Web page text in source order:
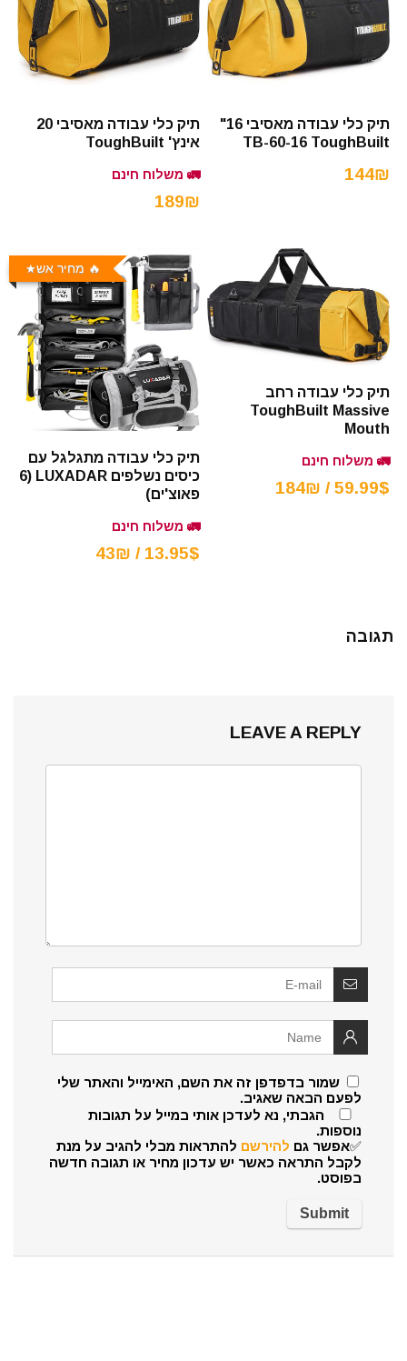
תיק כלי עבודה מאסיבי 16"
TB-60-16 ToughBuilt
144₪
תיק כלי עבודה מאסיבי 20
אינץ' ToughBuilt
🚛 משלוח חינם
189₪
תיק כלי עבודה רחב
ToughBuilt Massive
Mouth
🚛 משלוח חינם
59.99$ / 184₪
🔥 מחיר אש
תיק כלי עבודה מתגלגל עם
כיסים נשלפים LUXADAR (6
פאוצ'ים)
🚛 משלוח חינם
13.95$ / 43₪
תגובה
LEAVE A REPLY
שמור בדפדפן זה את השם, האימייל והאתר שלי
לפעם הבאה שאגיב.
הגבתי, נא לעדכן אותי במייל על תגובות
נוספות.
✅אפשר גם להירשם להתראות מבלי להגיב על מנת
לקבל התראה כאשר יש עדכון מחיר או תגובה חדשה
בפוסט.